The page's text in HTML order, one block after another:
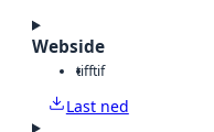
Webside
tifftif
Last ned